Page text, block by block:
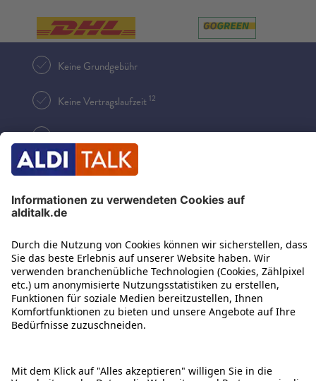
Keine Grundgebühr
Keine Vertragslaufzeit12
Einfache Rufnummernmitnahme